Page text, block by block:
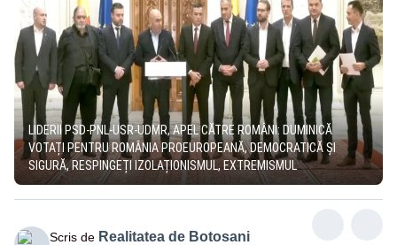
LIDERII PSD-PNL-USR-UDMR, APEL CĂTRE ROMÂNI: DUMINICĂ
VOTAȚI PENTRU ROMÂNIA PROEUROPEANĂ, DEMOCRATICĂ ȘI
SIGURĂ, RESPINGEȚI IZOLAȚIONISMUL, EXTREMISMUL
Scris de Realitatea de Botosani